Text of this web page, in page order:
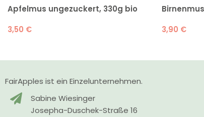
Apfelmus ungezuckert, 330g bio
3,50 €
3,90 €
FairApples ist ein Einzelunternehmen.
Sabine Wiesinger
Josepha-Duschek-Straße 16